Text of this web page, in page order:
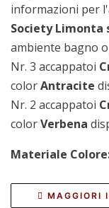
informazioni per
Society Limonta
ambiente bagno
Nr. 3 accappatoi
colorAntracite
Nr. 2 accappatoi
colorVerbena
Materiale
MAGGIORI